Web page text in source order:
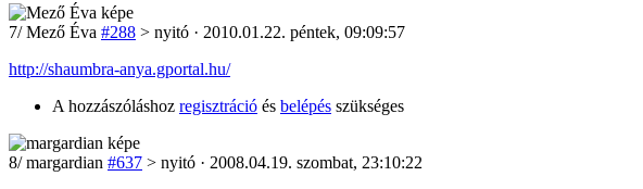
7/Mező Éva #288 > nyitó · 2010.01.22. péntek, 09:09:57
http://shaumbra-anya.gportal.hu/
A hozzászóláshoz regisztráció és belépés szükséges
8/margardian #637 > nyitó · 2008.04.19. szombat, 23:10:22